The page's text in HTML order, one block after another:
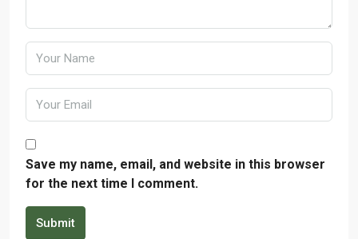
Save my name, email, and website in this browser
for the next time I comment.
Submit